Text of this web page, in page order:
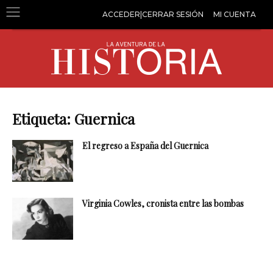
ACCEDER|CERRAR SESIÓN MI CUENTA
Etiqueta: Guernica
El regreso a España del Guernica
Virginia Cowles, cronista entre las bombas